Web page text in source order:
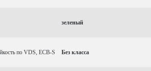
зеленый
по VDS, ECB-S Без класса